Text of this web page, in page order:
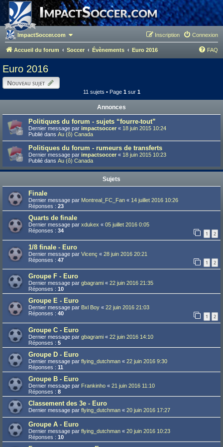
ImpactSoccer.com Connexion
Inscription
Accueil du forum Soccer Évènements Euro 2016 FAQ
Euro 2016
Nouveau sujet
11 sujets • Page 1sur 1
Annonces
Politiques du forum - sujets “fourre-tout”
Dernier message par impactsoccer « 18 juin 2015 10:24
Publié dans Au (ô) Canada
Politiques du forum - rumeurs de transferts
Dernier message par impactsoccer « 18 juin 2015 10:23
Publié dans Au (ô) Canada
Sujets
Finale
Dernier message par Montreal_FC_Fan « 14 juillet 2016 10:26
Réponses : 23
Quarts de finale
Dernier message par xdukex « 05 juillet 2016 0:05
Réponses : 34 1 2
1/8 finale - Euro
Dernier message par Vicenç « 28 juin 2016 20:21
Réponses : 47 1 2
Groupe F - Euro
Dernier message par gbagrami « 22 juin 2016 21:35
Réponses : 10
Groupe E - Euro
Dernier message par Bxl Boy « 22 juin 2016 21:03
Réponses : 40 1 2
Groupe C - Euro
Dernier message par gbagrami « 22 juin 2016 14:10
Réponses : 5
Groupe D - Euro
Dernier message par flying_dutchman « 22 juin 2016 9:30
Réponses : 11
Groupe B - Euro
Dernier message par Frankinho « 21 juin 2016 11:10
Réponses : 8
Classement des 3e - Euro
Dernier message par flying_dutchman « 20 juin 2016 17:27
Groupe A - Euro
Dernier message par flying_dutchman « 20 juin 2016 10:23
Réponses : 10